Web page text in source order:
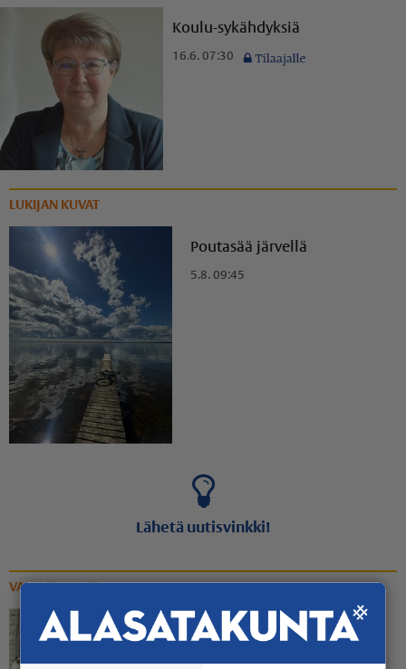
Koulu-sykähdyksiä
16.6. 07:30
LUKIJAN KUVAT
Poutasää järvellä
5.8. 09:45
Lähetä uutisvinkki!
VANHAT KUVAT
Rippinuorten rennompi